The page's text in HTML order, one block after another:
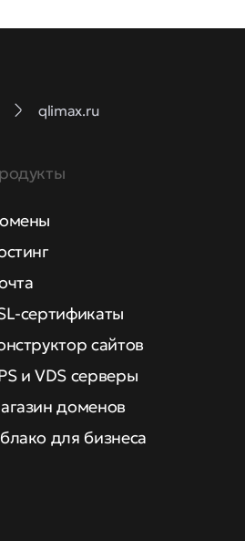
qlimax.ru
сертификаты
сайтов
и VDS серверы
доменов
для бизнеса